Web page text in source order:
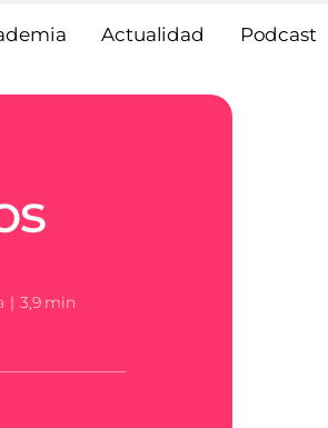
Actualidad Podcast
| 3,9 min